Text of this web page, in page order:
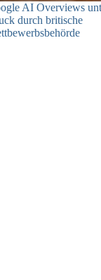
AI Overviews
durch britische